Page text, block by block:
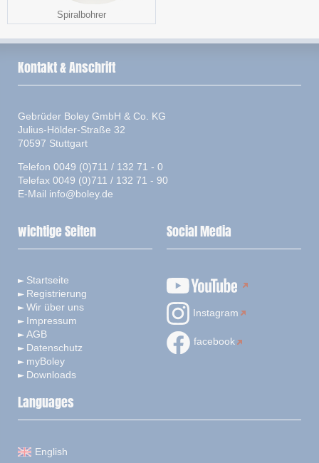
Spiralbohrer
Kontakt & Anschrift
Gebrüder Boley GmbH & Co. KG
Julius-Hölder-Straße 32
70597 Stuttgart
Telefon 0049 (0)711 / 132 71 - 0
Telefax 0049 (0)711 / 132 71 - 90
E-Mail info@boley.de
wichtige Seiten
Startseite
Registrierung
Wir über uns
Impressum
AGB
Datenschutz
myBoley
Downloads
Social Media
Instagram
facebook
Languages
English